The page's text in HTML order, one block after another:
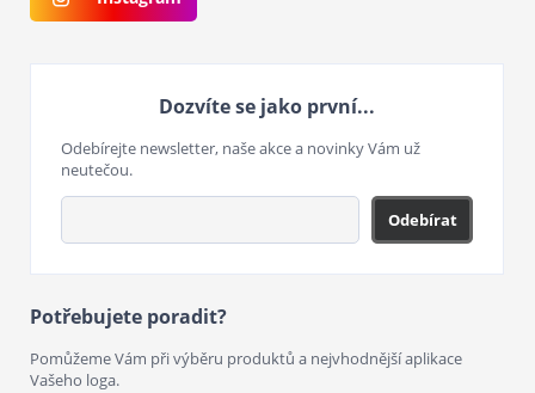
Dozvíte se jako první...
Odebírejte newsletter, naše akce a novinky Vám už
neutečou.
Odebírat
Potřebujete poradit?
Pomůžeme Vám při výběru produktů a nejvhodnější aplikace
Vašeho loga.